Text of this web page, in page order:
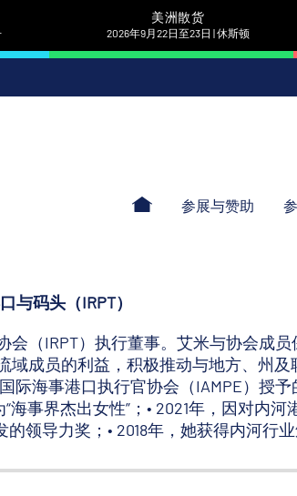
美洲散货
2026年9月22日至23日 | 休斯顿
参展与赞助
与码头（IRPT）
会（IRPT）执行董事。艾米与协会成
域成员的利益，积极推动与地方、州
际海事港口执行官协会（IAMPE）授
“海事界杰出女性”；• 2021年，因对内
领导力奖；• 2018年，她获得内河行业